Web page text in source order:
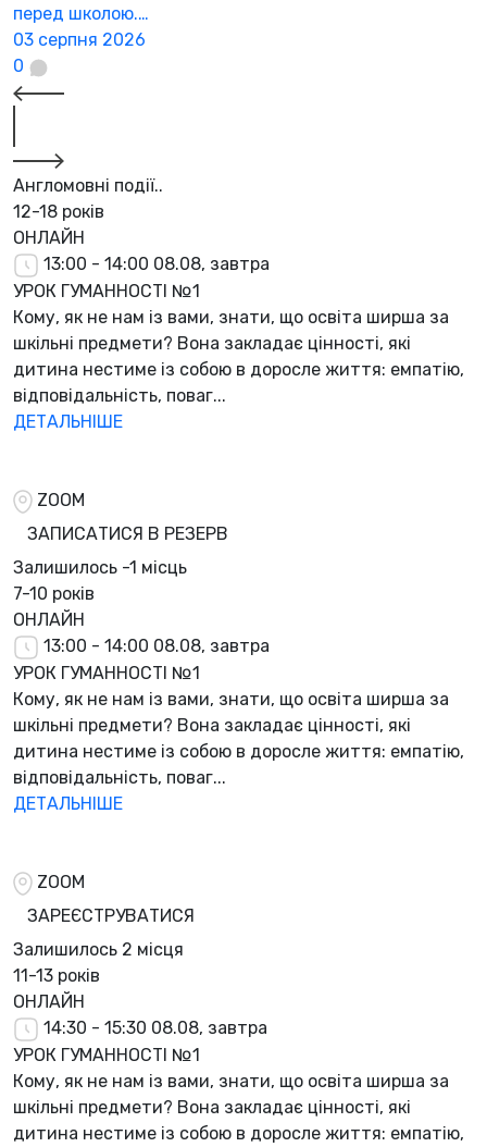
перед школою.…
03 серпня 2026
0
Англомовні події..
12-18 років
ОНЛАЙН
13:00 - 14:00 08.08, завтра
УРОК ГУМАННОСТІ №1
Кому, як не нам із вами, знати, що освіта ширша за
шкільні предмети? Вона закладає цінності, які
дитина нестиме із собою в доросле життя: емпатію,
відповідальність, поваг...
ДЕТАЛЬНІШЕ
ZOOM
ЗАПИСАТИСЯ В РЕЗЕРВ
Залишилось -1 місць
7-10 років
ОНЛАЙН
13:00 - 14:00 08.08, завтра
УРОК ГУМАННОСТІ №1
Кому, як не нам із вами, знати, що освіта ширша за
шкільні предмети? Вона закладає цінності, які
дитина нестиме із собою в доросле життя: емпатію,
відповідальність, поваг...
ДЕТАЛЬНІШЕ
ZOOM
ЗАРЕЄСТРУВАТИСЯ
Залишилось 2 місця
11-13 років
ОНЛАЙН
14:30 - 15:30 08.08, завтра
УРОК ГУМАННОСТІ №1
Кому, як не нам із вами, знати, що освіта ширша за
шкільні предмети? Вона закладає цінності, які
дитина нестиме із собою в доросле життя: емпатію,